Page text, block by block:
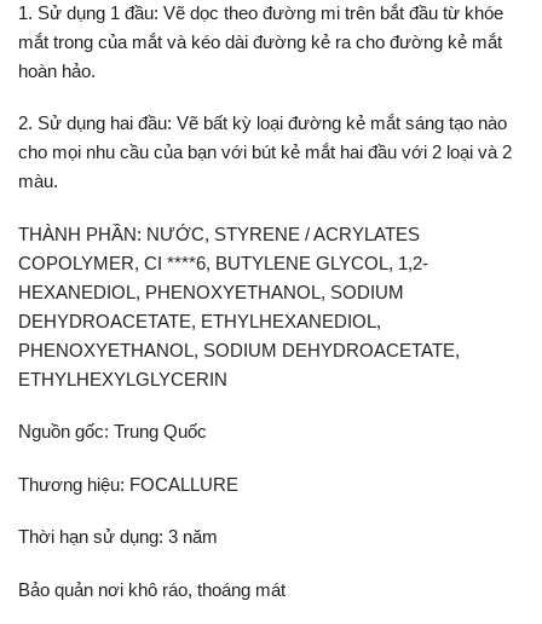
1. Sử dụng 1 đầu: Vẽ dọc theo đường mi trên bắt đầu từ khóe
mắt trong của mắt và kéo dài đường kẻ ra cho đường kẻ mắt
hoàn hảo.
2. Sử dụng hai đầu: Vẽ bất kỳ loại đường kẻ mắt sáng tạo nào
cho mọi nhu cầu của bạn với bút kẻ mắt hai đầu với 2 loại và 2
màu.
THÀNH PHẦN: NƯỚC, STYRENE / ACRYLATES
COPOLYMER, CI ****6, BUTYLENE GLYCOL, 1,2-
HEXANEDIOL, PHENOXYETHANOL, SODIUM
DEHYDROACETATE, ETHYLHEXANEDIOL,
PHENOXYETHANOL, SODIUM DEHYDROACETATE,
ETHYLHEXYLGLYCERIN
Nguồn gốc: Trung Quốc
Thương hiệu: FOCALLURE
Thời hạn sử dụng: 3 năm
Bảo quản nơi khô ráo, thoáng mát